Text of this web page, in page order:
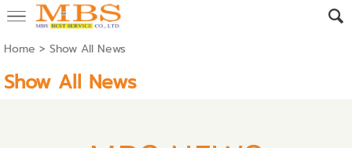
Home > Show All News
Show All News